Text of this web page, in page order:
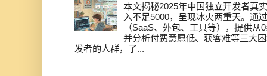
本文揭秘2025年中国独立开发者真
入不足5000，呈现冰火两重天。通
（SaaS、外包、工具等），提供
并分析付费意愿低、获客难等三大
发者的人群，了...